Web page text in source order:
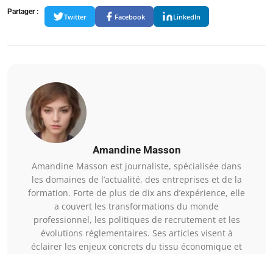
Partager :
Twitter Facebook LinkedIn
Amandine Masson
Amandine Masson est journaliste, spécialisée dans
les domaines de l’actualité, des entreprises et de la
formation. Forte de plus de dix ans d’expérience, elle
a couvert les transformations du monde
professionnel, les politiques de recrutement et les
évolutions réglementaires. Ses articles visent à
éclairer les enjeux concrets du tissu économique et